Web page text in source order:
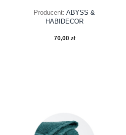
Producent: ABYSS &
HABIDECOR
70,00 zł